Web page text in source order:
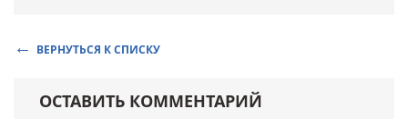
ВЕРНУТЬСЯ К СПИСКУ
ОСТАВИТЬ КОММЕНТАРИЙ